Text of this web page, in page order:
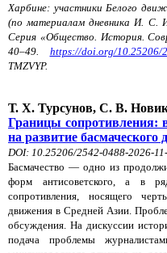
Харбине: участники Белого
(по материалам дневника И. С.
Серия «Общество. История.
40–49. https://doi.org/10.25206/
TMZVYP.
Т. Х. Турсунов, С. В.
Границы сопротивления:
на развитие басмаческого
DOI: 10.25206/2542-0488-2026-
Басмачество — одно из
форм антисоветского, а в
сопротивления, носящего
движения в Средней Азии.
обсуждения. На дискуссии
подача проблемы